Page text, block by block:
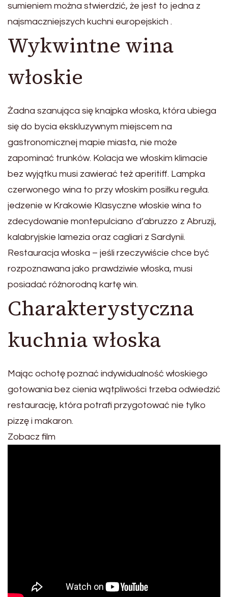
sumieniem można stwierdzić, że jest to jedna z
najsmaczniejszych kuchni europejskich .
Wykwintne wina
włoskie
Żadna szanująca się knajpka włoska, która ubiega
się do bycia ekskluzywnym miejscem na
gastronomicznej mapie miasta, nie może
zapominać trunków. Kolacja we włoskim klimacie
bez wyjątku musi zawierać też aperitiff. Lampka
czerwonego wina to przy włoskim posiłku reguła.
jedzenie w Krakowie Klasyczne włoskie wina to
zdecydowanie montepulciano d’abruzzo z Abruzji,
kalabryjskie lamezia oraz cagliari z Sardynii.
Restauracja włoska – jeśli rzeczywiście chce być
rozpoznawana jako prawdziwie włoska, musi
posiadać różnorodną kartę win.
Charakterystyczna
kuchnia włoska
Mając ochotę poznać indywidualność włoskiego
gotowania bez cienia wątpliwości trzeba odwiedzić
restaurację, która potrafi przygotować nie tylko
pizzę i makaron.
Zobacz film